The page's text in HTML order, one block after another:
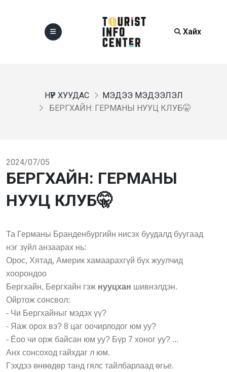
Хайх
НҮҮР ХУУДАС
МЭДЭЭ МЭДЭЭЛЭЛ
БЕРГХАЙН: ГЕРМАНЫ НУУЦ КЛУБ🤫
2024/07/05
БЕРГХАЙН: ГЕРМАНЫ
НУУЦ КЛУБ🤫
Та Германы Бранденбургийн нисэх буудалд буугаад
нэг зүйл анзаарах нь:
Орос, Хятад, Америк хамаарахгүй бүх жуулчид
хоорондоо
Бергхайн, Бергхайн гэж нууцхан шивнэлдэн.
Ойртож сонсвол:
- Чи Бергхайныг мэдэх үү?
- Яаж орох вэ? 8 цаг оочирлодог юм уу?
- Ёоо чи орж байсан юм уу? Бүр 7 хоног уу? ...
Анх сонсоход гайхдаг л юм.
Гэхдээ өнөөдөр танд гялс тайлбарлаад өгье.